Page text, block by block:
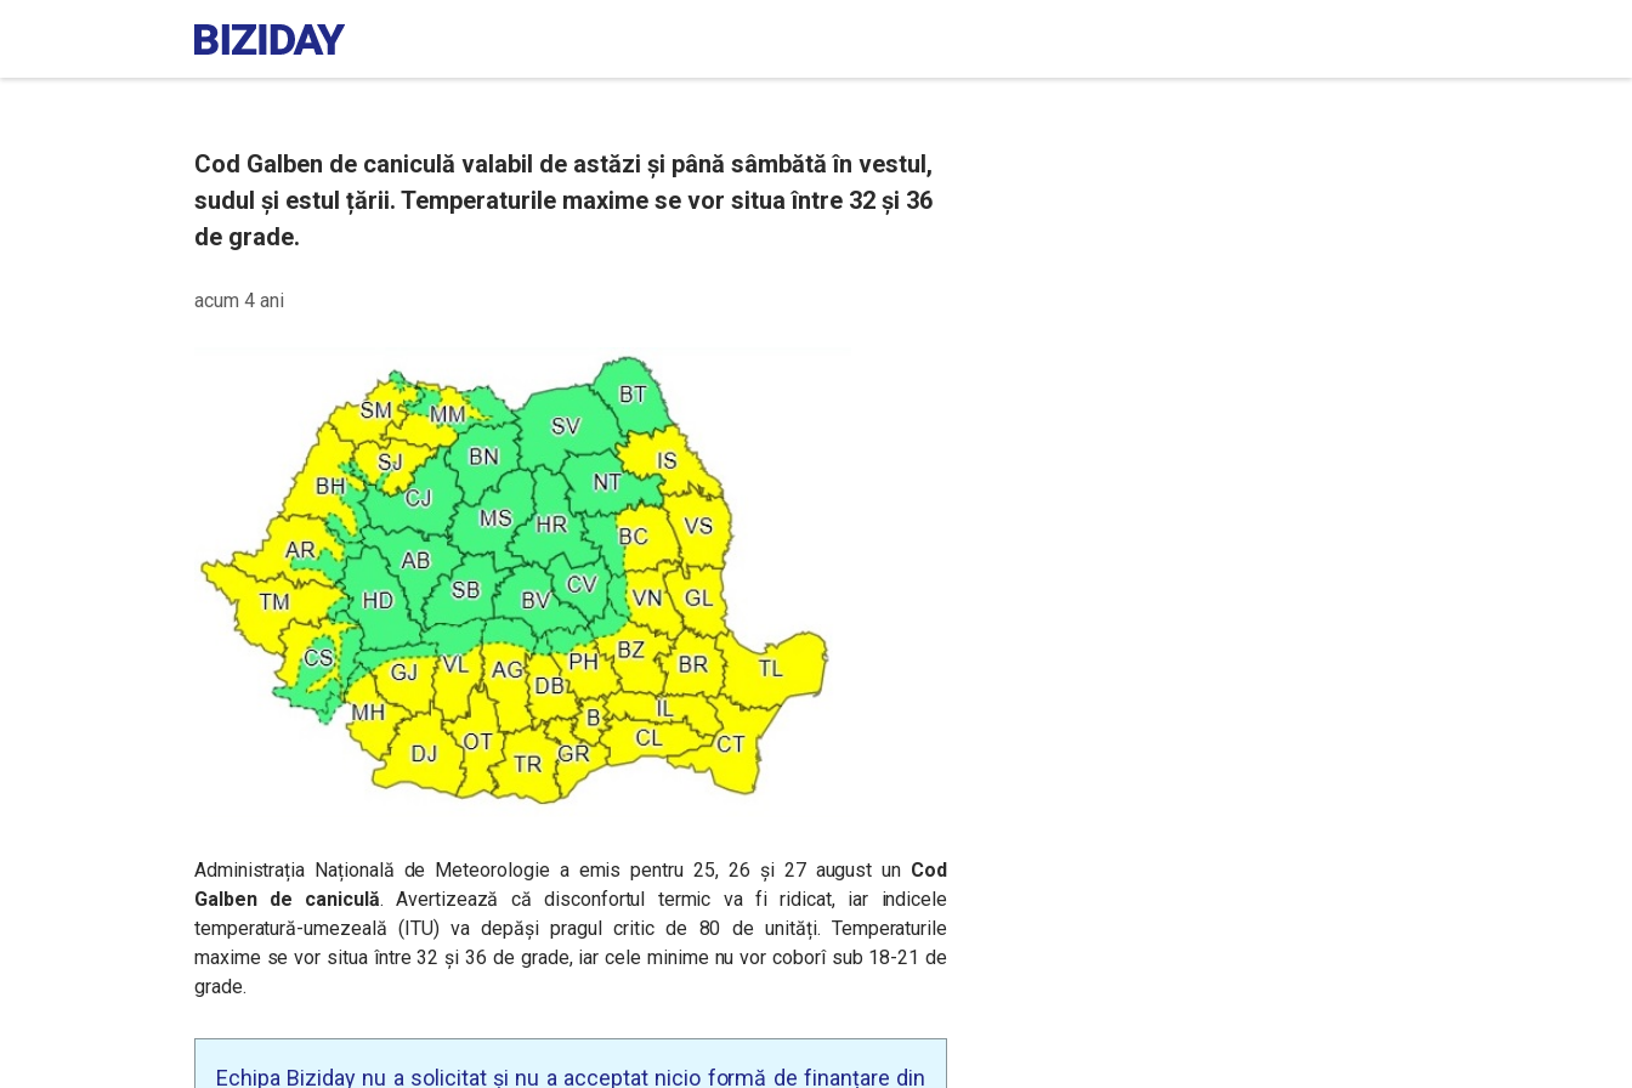
Cod Galben de caniculă valabil de astăzi și până sâmbătă în vestul,
sudul și estul țării. Temperaturile maxime se vor situa între 32 și 36
de grade.
acum 4 ani
Administrația Națională de Meteorologie a emis pentru 25, 26 și 27 august un Cod
Galben de caniculă. Avertizează că disconfortul termic va fi ridicat, iar indicele
temperatură-umezeală (ITU) va depăși pragul critic de 80 de unități. Temperaturile
maxime se vor situa între 32 și 36 de grade, iar cele minime nu vor coborî sub 18-21 de
grade.
Echipa Biziday nu a solicitat și nu a acceptat nicio formă de finanțare din